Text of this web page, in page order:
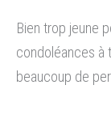
Bien trop jeune
condoléances à
beaucoup de